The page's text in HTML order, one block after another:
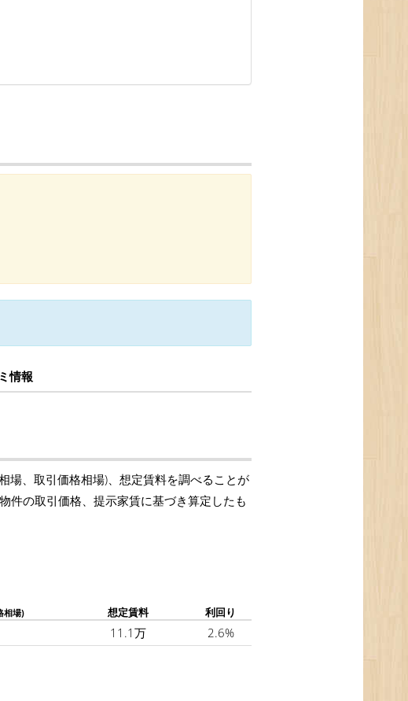
情報
場、取引価格相場)、想定賃料を調べることが
件の取引価格、提示家賃に基づき算定したも
相場) 想定賃料 利回り
11.1万 2.6%